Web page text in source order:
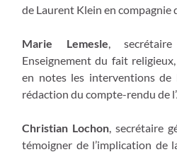
de Laurent Klein en compagnie
Marie Lemesle ,
Enseignement du fait
en notes les interventions
rédaction du compte-rendu de
Christian Lochon, secrétaire
témoigner de l’implication de